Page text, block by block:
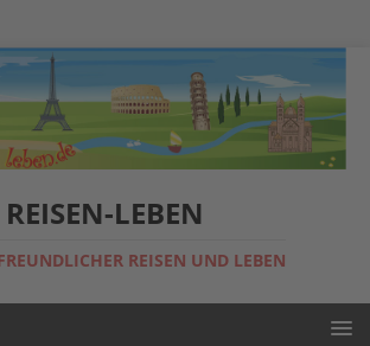
REISEN-LEBEN
REISEN UND LEBEN